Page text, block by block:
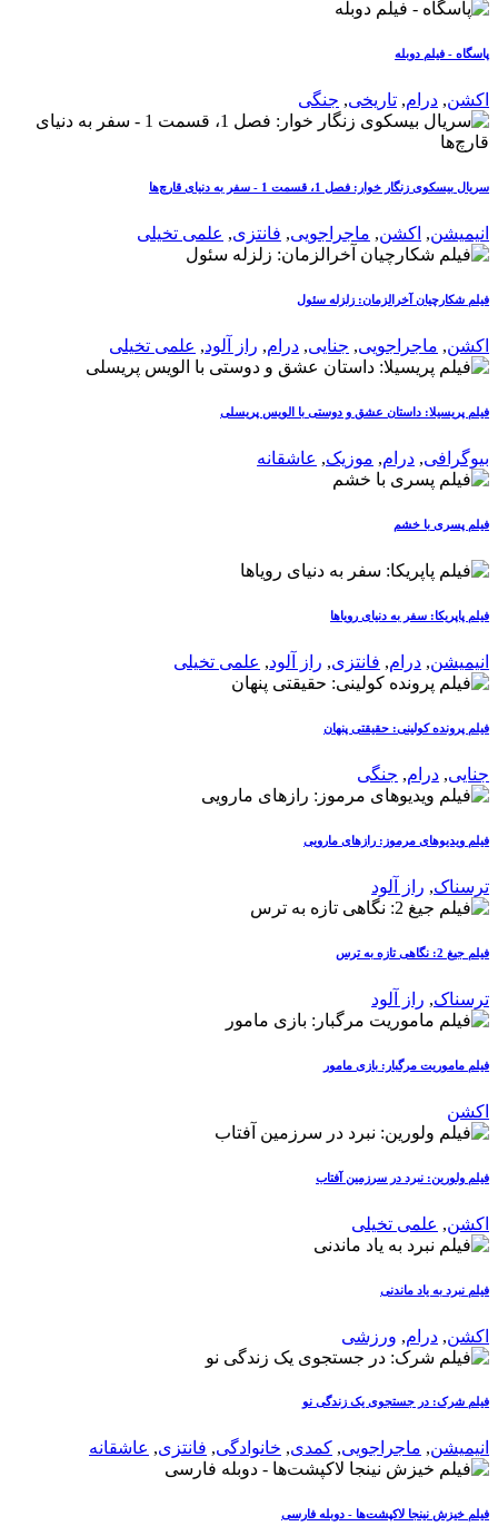
پاسگاه - فیلم دوبله
اکشن, درام, تاریخی, جنگی
سریال بیسکوی زنگار خوار: فصل 1، قسمت 1 - سفر به دنیای قارچ‌ها
انیمیشن, اکشن, ماجراجویی, فانتزی, علمی تخیلی
فیلم شکارچیان آخرالزمان: زلزله سئول
اکشن, ماجراجویی, جنایی, درام, راز آلود, علمی تخیلی
فیلم پریسیلا: داستان عشق و دوستی با الویس پریسلی
بیوگرافی, درام, موزیک, عاشقانه
فیلم پسری با خشم
فیلم پاپریکا: سفر به دنیای رویاها
انیمیشن, درام, فانتزی, راز آلود, علمی تخیلی
فیلم پرونده کولینی: حقیقتی پنهان
جنایی, درام, جنگی
فیلم ویدیوهای مرموز: رازهای مارویی
ترسناک, راز آلود
فیلم جیغ 2: نگاهی تازه به ترس
ترسناک, راز آلود
فیلم ماموریت مرگبار: بازی مامور
اکشن
فیلم ولورین: نبرد در سرزمین آفتاب
اکشن, علمی تخیلی
فیلم نبرد به یاد ماندنی
اکشن, درام, ورزشی
فیلم شرک: در جستجوی یک زندگی نو
انیمیشن, ماجراجویی, کمدی, خانوادگی, فانتزی, عاشقانه
فیلم خیزش نینجا لاکپشت‌ها - دوبله فارسی